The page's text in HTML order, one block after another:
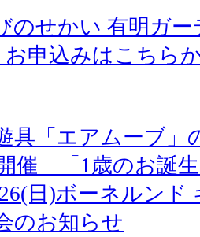
のせかい 有明ガー
申込みはこちら
具「エアムーブ」
催 「1歳のお誕
日)ボーネルン
のお知らせ